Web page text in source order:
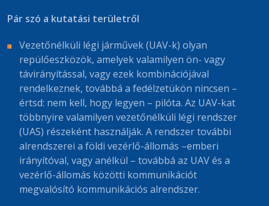
Pár szó a kutatási területről
Vezetőnélküli légi járművek (UAV-k) olyan
repülőeszközök, amelyek valamilyen ön- vagy
távirányítással, vagy ezek kombinációjával
rendelkeznek, továbbá a fedélzetükön nincsen –
értsd: nem kell, hogy legyen – pilóta. Az UAV-kat
többnyire valamilyen vezetőnélküli légi rendszer
(UAS) részeként használják. A rendszer további
alrendszerei a földi vezérlő-állomás –emberi
irányítóval, vagy anélkül – továbbá az UAV és a
vezérlő-állomás közötti kommunikációt
megvalósító kommunikációs alrendszer.